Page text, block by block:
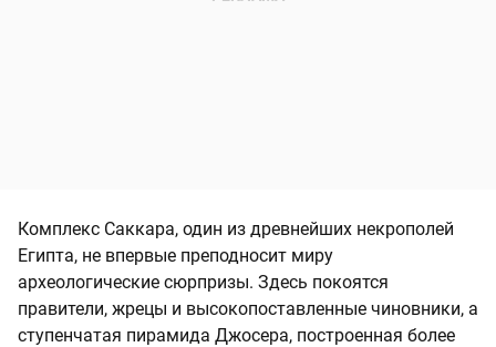
Комплекс Саккара, один из древнейших некрополей
Египта, не впервые преподносит миру
археологические сюрпризы. Здесь покоятся
правители, жрецы и высокопоставленные чиновники, а
ступенчатая пирамида Джосера, построенная более